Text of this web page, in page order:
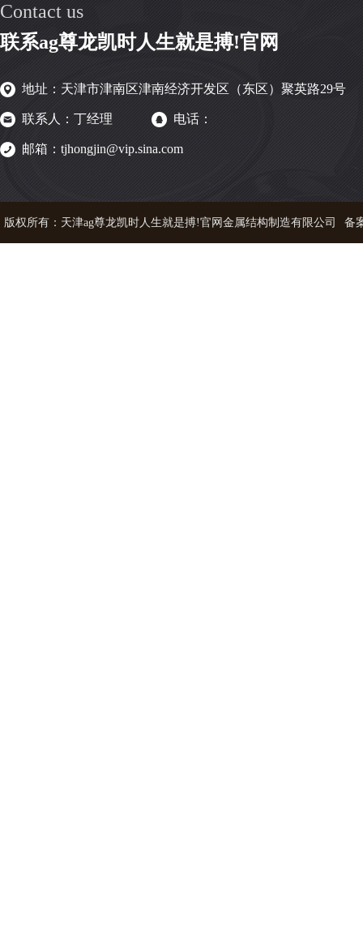
Contact us
联系ag尊龙凯时人生就是搏!官网
地址：天津市津南区津南经济开发区（东区）聚英路29号
联系人：丁经理 电话：
邮箱：tjhongjin@vip.sina.com
版权所有：天津ag尊龙凯时人生就是搏!官网金属结构制造有限公司 备